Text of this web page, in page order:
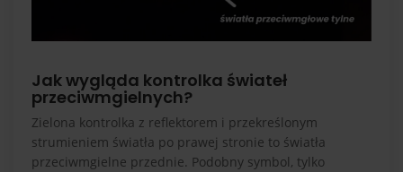
Jak wygląda kontrolka świateł
przeciwmgielnych?
Zielona kontrolka z reflektorem i przekreślonym
strumieniem światła po prawej stronie to światła
przeciwmgielne przednie. Podobny symbol, tylko